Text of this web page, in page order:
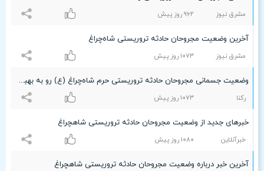
مشرق نیوز ٩۶۲ روز پیش
آخرین وضعیت مجروحان حادثه تروریستی شاه‌چراغ
مشرق نیوز ۱۰۷٣ روز پیش
وضعیت جسمانی مجروحان حادثه تروریستی حرم شاه‌چراغ (ع) رو به بهبود است
رکنا ۱۰۷٣ روز پیش
خبرهای جدید از وضعیت مجروحان حادثه تروریستی شاهچراغ
خبرآنلاین ۱۰۸۰ روز پیش
آخرین خبر درباره وضعیت مجروحان حادثه تروریستی شاهچراغ